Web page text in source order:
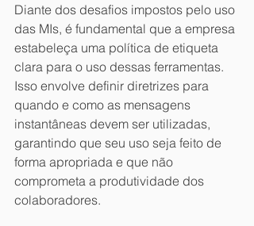
Diante dos desafios impostos pelo uso
das MIs, é fundamental que a empresa
estabeleça uma política de etiqueta
clara para o uso dessas ferramentas.
Isso envolve definir diretrizes para
quando e como as mensagens
instantâneas devem ser utilizadas,
garantindo que seu uso seja feito de
forma apropriada e que não
comprometa a produtividade dos
colaboradores.